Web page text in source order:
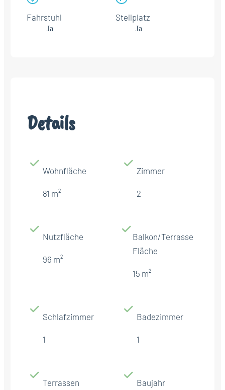
Fahrstuhl
Ja
Stellplatz
Ja
Details
Wohnfläche
81 m²
Zimmer
2
Nutzfläche
96 m²
Balkon/Terrasse
Fläche
15 m²
Schlafzimmer
1
Badezimmer
1
Terrassen Baujahr